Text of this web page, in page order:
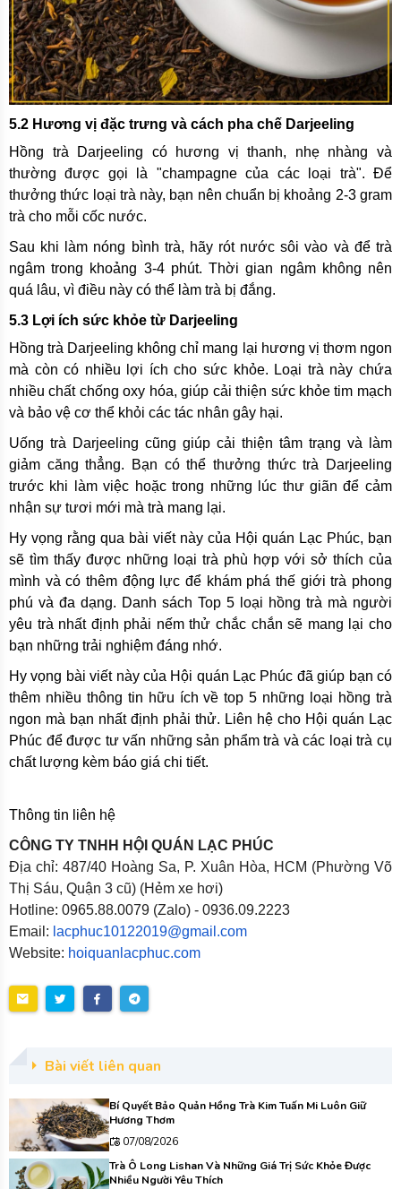
5.2 Hương vị đặc trưng và cách pha chế Darjeeling
Hồng trà Darjeeling có hương vị thanh, nhẹ nhàng và
thường được gọi là "champagne của các loại trà". Để
thưởng thức loại trà này, bạn nên chuẩn bị khoảng 2-3 gram
trà cho mỗi cốc nước.
Sau khi làm nóng bình trà, hãy rót nước sôi vào và để trà
ngâm trong khoảng 3-4 phút. Thời gian ngâm không nên
quá lâu, vì điều này có thể làm trà bị đắng.
5.3 Lợi ích sức khỏe từ Darjeeling
Hồng trà Darjeeling không chỉ mang lại hương vị thơm ngon
mà còn có nhiều lợi ích cho sức khỏe. Loại trà này chứa
nhiều chất chống oxy hóa, giúp cải thiện sức khỏe tim mạch
và bảo vệ cơ thể khỏi các tác nhân gây hại.
Uống trà Darjeeling cũng giúp cải thiện tâm trạng và làm
giảm căng thẳng. Bạn có thể thưởng thức trà Darjeeling
trước khi làm việc hoặc trong những lúc thư giãn để cảm
nhận sự tươi mới mà trà mang lại.
Hy vọng rằng qua bài viết này của Hội quán Lạc Phúc, bạn
sẽ tìm thấy được những loại trà phù hợp với sở thích của
mình và có thêm động lực để khám phá thế giới trà phong
phú và đa dạng. Danh sách Top 5 loại hồng trà mà người
yêu trà nhất định phải nếm thử chắc chắn sẽ mang lại cho
bạn những trải nghiệm đáng nhớ.
Hy vọng bài viết này của Hội quán Lạc Phúc đã giúp bạn có
thêm nhiều thông tin hữu ích về top 5 những loại hồng trà
ngon mà bạn nhất định phải thử. Liên hệ cho Hội quán Lạc
Phúc để được tư vấn những sản phẩm trà và các loại trà cụ
chất lượng kèm báo giá chi tiết.
Thông tin liên hệ
CÔNG TY TNHH HỘI QUÁN LẠC PHÚC
Địa chỉ: 487/40 Hoàng Sa, P. Xuân Hòa, HCM (Phường Võ
Thị Sáu, Quận 3 cũ) (Hẻm xe hơi)
Hotline: 0965.88.0079 (Zalo) - 0936.09.2223
Email: lacphuc10122019@gmail.com
Website: hoiquanlacphuc.com
Bài viết liên quan
Bí Quyết Bảo Quản Hồng Trà Kim Tuấn Mi Luôn Giữ
Hương Thơm
07/08/2026
Trà Ô Long Lishan Và Những Giá Trị Sức Khỏe Được
Nhiều Người Yêu Thích